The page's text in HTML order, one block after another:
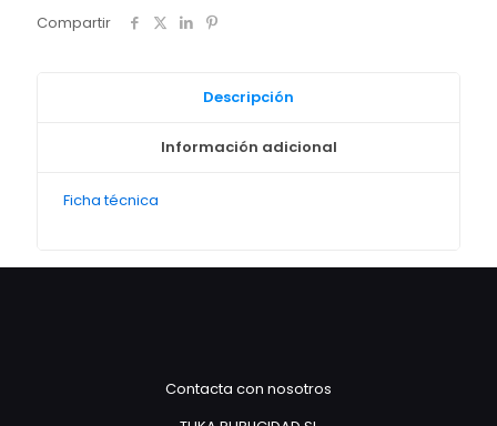
Compartir
Descripción
Información adicional
Ficha técnica
Contacta con nosotros